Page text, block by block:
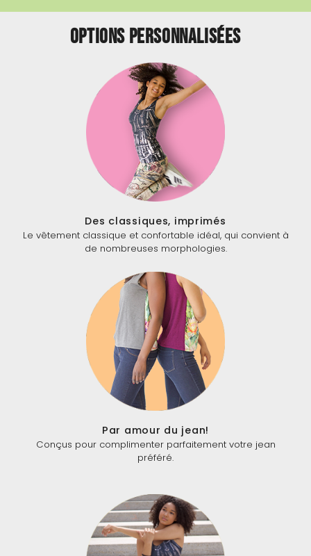
Options personnalisées
Des classiques, imprimés
Le vêtement classique et confortable idéal, qui convient à
de nombreuses morphologies.
Par amour du jean!
Conçus pour complimenter parfaitement votre jean
préféré.